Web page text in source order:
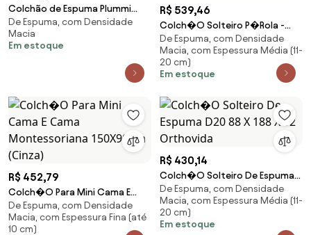
Colchão de Espuma Plummi
Cama Auxiliar
78cmx1,76mx15cm D23
De Espuma, com Densidade
Macia
Em estoque
R$ 539,46
Colch�O Solteiro P�Rola -
Promo��O Frete Gr�Tis
Grande Bh (Cinza)
De Espuma, com Densidade
Macia, com Espessura Média (11-
20 cm)
Em estoque
R$ 452,79
Colch�O Para Mini Cama E
Cama Montessoriana
150X90Cm (Cinza)
De Espuma, com Densidade
Macia, com Espessura Fina (até
10 cm)
R$ 430,14
Colch�O Solteiro De Espuma
D20 88 X 188 X 12 Orthovida
De Espuma, com Densidade
Macia, com Espessura Média (11-
20 cm)
Em estoque